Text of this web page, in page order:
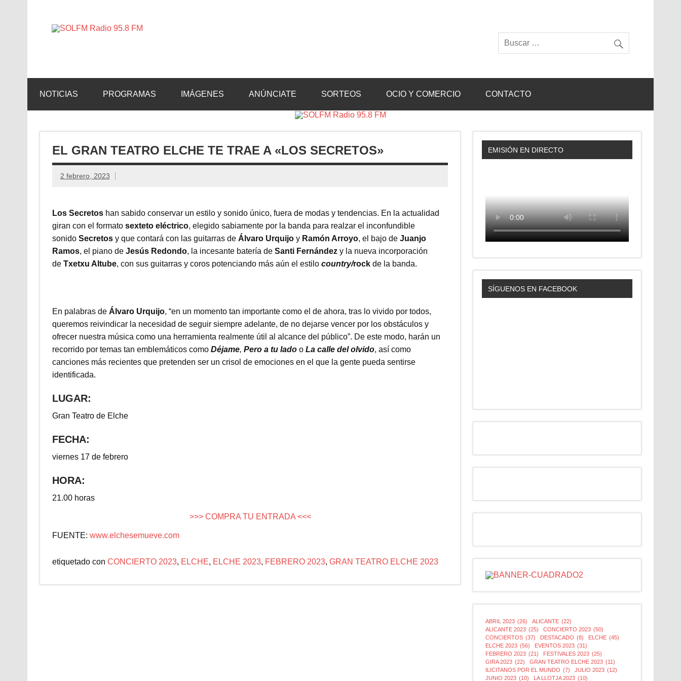
NOTICIAS PROGRAMAS IMÁGENES ANÚNCIATE SORTEOS OCIO Y COMERCIO CONTACTO
EL GRAN TEATRO ELCHE TE TRAE A «LOS SECRETOS»
2 febrero, 2023
Los Secretoshan sabido conservar un estilo y sonido único, fuera de modas y tendencias. En la actualidad
giran con el formato sexteto eléctrico, elegido sabiamente por la banda para realzar el inconfundible
sonido Secretosy que contará con las guitarras de Álvaro Urquijoy Ramón Arroyo, el bajo de Juanjo
Ramos, el piano de Jesús Redondo, la incesante batería de Santi Fernándezy la nueva incorporación
de Txetxu Altube, con sus guitarras y coros potenciando más aún el estilo country/rockde la banda.
En palabras deÁlvaro Urquijo, “en un momento tan importante como el de ahora, tras lo vivido por todos,
queremos reivindicar la necesidad de seguir siempre adelante, de no dejarse vencer por los obstáculos y
ofrecer nuestra música como una herramienta realmente útil al alcance del público”. De este modo, harán un
recorrido por temas tan emblemáticos como Déjame, Pero a tu ladoo La calle del olvido, así como
canciones más recientes que pretenden ser un crisol de emociones en el que la gente pueda sentirse
identificada.
LUGAR:
Gran Teatro de Elche
FECHA:
viernes 17 de febrero
HORA:
21.00 horas
>>> COMPRA TU ENTRADA <<<
FUENTE: www.elchesemueve.com
etiquetado con CONCIERTO 2023, ELCHE, ELCHE 2023, FEBRERO 2023, GRAN TEATRO ELCHE 2023
EMISIÓN EN DIRECTO
SÍGUENOS EN FACEBOOK
ABRIL 2023 (26) ALICANTE (22)
ALICANTE 2023 (25) CONCIERTO 2023 (50)
CONCIERTOS (37) DESTACADO (8) ELCHE (45)
ELCHE 2023 (56) EVENTOS 2023 (31)
FEBRERO 2023 (21) FESTIVALES 2023 (25)
GIRA 2023 (22) GRAN TEATRO ELCHE 2023 (11)
ILICITANOS POR EL MUNDO (7) JULIO 2023 (12)
JUNIO 2023 (10) LA LLOTJA 2023 (10)